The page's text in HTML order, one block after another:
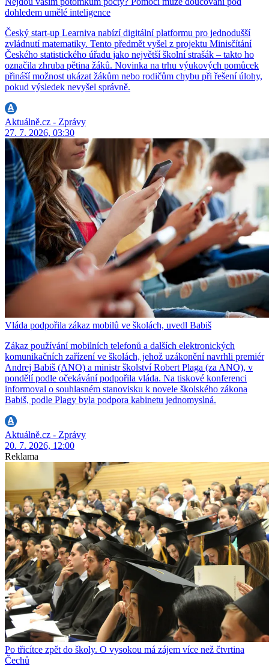
dohledem umělé inteligence
Český start-up Learniva nabízí digitální platformu pro jednodušší
zvládnutí matematiky. Tento předmět vyšel z projektu Minisčítání
Českého statistického úřadu jako největší školní strašák – takto ho
označila zhruba pětina žáků. Novinka na trhu výukových pomůcek
přináší možnost ukázat žákům nebo rodičům chybu při řešení úlohy,
pokud výsledek nevyšel správně.
Aktuálně.cz - Zprávy
27. 7. 2026, 03:30
Vláda podpořila zákaz mobilů ve školách, uvedl Babiš
Zákaz používání mobilních telefonů a dalších elektronických
komunikačních zařízení ve školách, jehož uzákonění navrhli premiér
Andrej Babiš (ANO) a ministr školství Robert Plaga (za ANO), v
pondělí podle očekávání podpořila vláda. Na tiskové konferenci
informoval o souhlasném stanovisku k novele školského zákona
Babiš, podle Plagy byla podpora kabinetu jednomyslná.
Aktuálně.cz - Zprávy
20. 7. 2026, 12:00
Reklama
Po třicítce zpět do školy. O vysokou má zájem více než čtvrtina
Čechů